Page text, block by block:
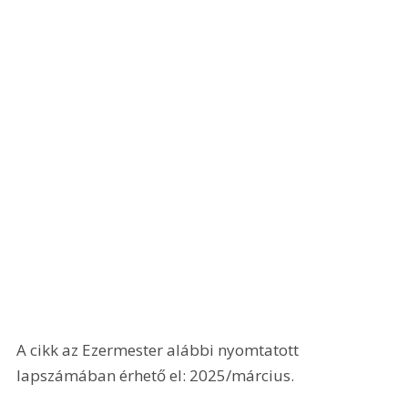
A cikk az Ezermester alábbi nyomtatott
lapszámában érhető el: 2025/március.